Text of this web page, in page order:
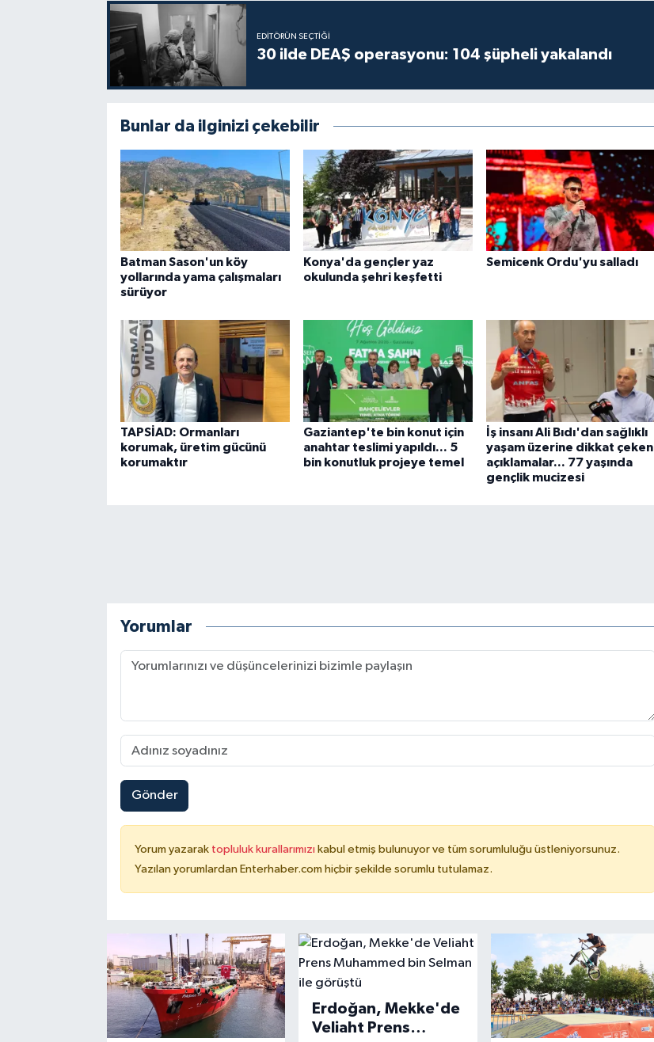
EDITÖRÜN SEÇTIĞI
30 ilde DEAŞ operasyonu: 104 şüpheli yakalandı
Bunlar da ilginizi çekebilir
Batman Sason'un köy
yollarında yama çalışmaları
sürüyor
Konya'da gençler yaz
okulunda şehri keşfetti
Semicenk Ordu'yu salladı
TAPSİAD: Ormanları
korumak, üretim gücünü
korumaktır
Gaziantep'te bin konut için
anahtar teslimi yapıldı... 5
bin konutluk projeye temel
İş insanı Ali Bıdı'dan sağlıklı
yaşam üzerine dikkat çeken
açıklamalar... 77 yaşında
gençlik mucizesi
Yorumlar
Gönder
Yorum yazarak topluluk kurallarımızı kabul etmiş bulunuyor ve tüm sorumluluğu üstleniyorsunuz.
Yazılan yorumlardan Enterhaber.com hiçbir şekilde sorumlu tutulamaz.
Erdoğan, Mekke'de
Veliaht Prens